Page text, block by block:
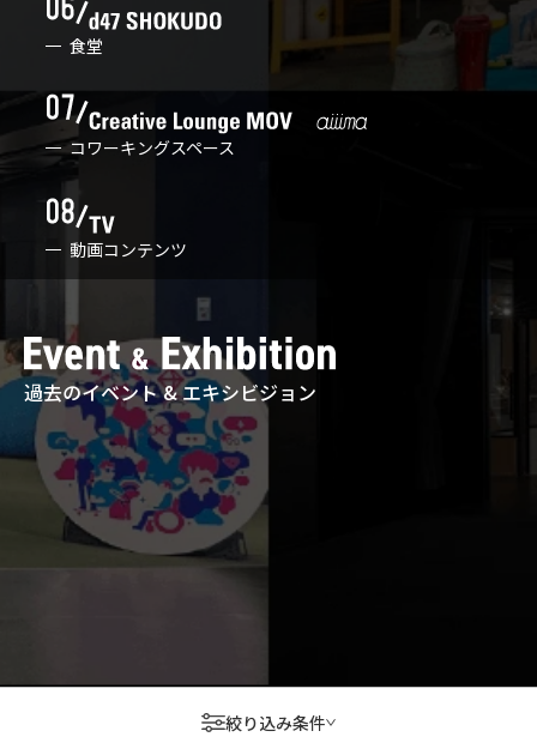
食堂
コワーキングスペース
動画コンテンツ
過去のイベント & エキシビジョン
絞り込み条件